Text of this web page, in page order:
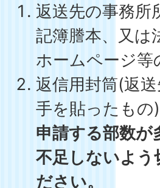
返送先の事務所
記簿謄本、又は
ホームページ等
返信用封筒(返
手を貼ったもの)
申請する部数が
不足しないよう
ださい。